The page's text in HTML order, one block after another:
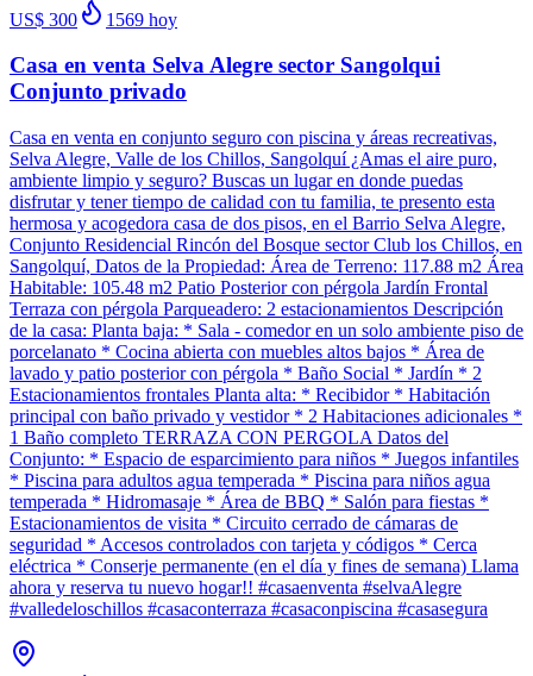
US$ 300 1569 hoy
Casa en venta Selva Alegre sector Sangolqui
Conjunto privado
Casa en venta en conjunto seguro con piscina y áreas recreativas,
Selva Alegre, Valle de los Chillos, Sangolquí ¿Amas el aire puro,
ambiente limpio y seguro? Buscas un lugar en donde puedas
disfrutar y tener tiempo de calidad con tu familia, te presento esta
hermosa y acogedora casa de dos pisos, en el Barrio Selva Alegre,
Conjunto Residencial Rincón del Bosque sector Club los Chillos, en
Sangolquí, Datos de la Propiedad: Área de Terreno: 117.88 m2 Área
Habitable: 105.48 m2 Patio Posterior con pérgola Jardín Frontal
Terraza con pérgola Parqueadero: 2 estacionamientos Descripción
de la casa: Planta baja: * Sala - comedor en un solo ambiente piso de
porcelanato * Cocina abierta con muebles altos bajos * Área de
lavado y patio posterior con pérgola * Baño Social * Jardín * 2
Estacionamientos frontales Planta alta: * Recibidor * Habitación
principal con baño privado y vestidor * 2 Habitaciones adicionales *
1 Baño completo TERRAZA CON PERGOLA Datos del
Conjunto: * Espacio de esparcimiento para niños * Juegos infantiles
* Piscina para adultos agua temperada * Piscina para niños agua
temperada * Hidromasaje * Área de BBQ * Salón para fiestas *
Estacionamientos de visita * Circuito cerrado de cámaras de
seguridad * Accesos controlados con tarjeta y códigos * Cerca
eléctrica * Conserje permanente (en el día y fines de semana) Llama
ahora y reserva tu nuevo hogar!! #casaenventa #selvaAlegre
#valledeloschillos #casaconterraza #casaconpiscina #casasegura